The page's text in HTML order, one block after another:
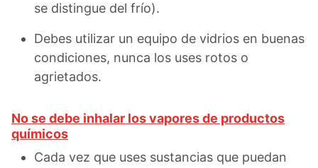
se distingue del frío).
Debes utilizar un equipo de vidrios en buenas
condiciones, nunca los uses rotos o
agrietados.
No se debe inhalar los vapores de productos
químicos
Cada vez que uses sustancias que puedan